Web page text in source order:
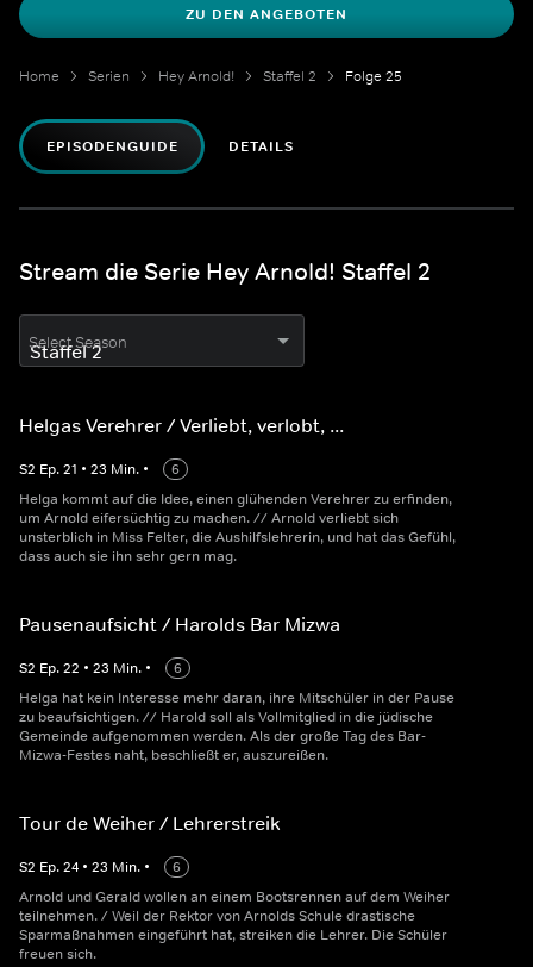
ZU DEN ANGEBOTEN
Home Serien Hey Arnold! Staffel 2 Folge 25
EPISODENGUIDE DETAILS
Stream die Serie Hey Arnold! Staffel 2
Select Season
Helgas Verehrer / Verliebt, verlobt, ...
S2 Ep.21 • 23 Min. •
6
Helga kommt auf die Idee, einen glühenden Verehrer zu erfinden,
um Arnold eifersüchtig zu machen. // Arnold verliebt sich
unsterblich in Miss Felter, die Aushilfslehrerin, und hat das Gefühl,
dass auch sie ihn sehr gern mag.
Pausenaufsicht / Harolds Bar Mizwa
S2 Ep.22 • 23 Min. •
6
Helga hat kein Interesse mehr daran, ihre Mitschüler in der Pause
zu beaufsichtigen. // Harold soll als Vollmitglied in die jüdische
Gemeinde aufgenommen werden. Als der große Tag des Bar-
Mizwa-Festes naht, beschließt er, auszureißen.
Tour de Weiher / Lehrerstreik
S2 Ep.24 • 23 Min. •
6
Arnold und Gerald wollen an einem Bootsrennen auf dem Weiher
teilnehmen. / Weil der Rektor von Arnolds Schule drastische
Sparmaßnahmen eingeführt hat, streiken die Lehrer. Die Schüler
freuen sich.